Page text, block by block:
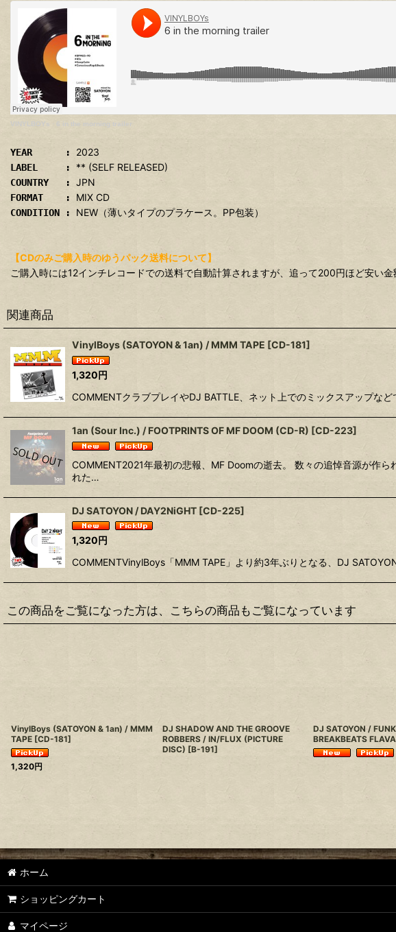
YEAR : 2023
LABEL : ** (SELF RELEASED)
COUNTRY : JPN
FORMAT : MIX CD
CONDITION : NEW（薄いタイプのプラケース。PP包装）
【CDのみご購入時のゆうパック送料について】
ご購入時には12インチレコードでの送料で自動計算されますが、追って200円ほど安い金
関連商品
VinylBoys (SATOYON & 1an) / MMM TAPE [CD-181]
1,320円
COMMENTクラブプレイやDJ BATTLE、ネット上でのミックスアップな
1an (Sour Inc.) / FOOTPRINTS OF MF DOOM (CD-R) [CD-223]
COMMENT2021年最初の悲報、MF Doomの逝去。 数々の追悼音源が作
れた…
DJ SATOYON / DAY2NiGHT [CD-225]
1,320円
COMMENTVinylBoys「MMM TAPE」より約3年ぶりとなる、DJ
この商品をご覧になった方は、こちらの商品もご覧になっています
VinylBoys (SATOYON & 1an) / MMM
TAPE [CD-181]
1,320円
DJ SHADOW AND THE GROOVE
ROBBERS / IN/FLUX (PICTURE
DISC) [B-191]
DJ SATOYON /
BREAKBEATS
ホーム
ショッピングカート
マイページ